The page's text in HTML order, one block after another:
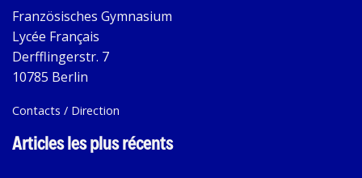
Französisches Gymnasium
Lycée Français
Derfflingerstr. 7
10785 Berlin
Contacts / Direction
Articles les plus récents